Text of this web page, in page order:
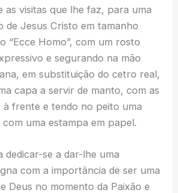
as visitas que lhe faz, para uma
de Jesus Cristo em tamanho
“Ecce Homo”, com um rosto
e segurando na mão
em substituição do cetro real,
capa a servir de manto, com as
à frente e tendo no peito uma
uma estampa em papel.
dedicar-se a dar-lhe uma
com a importância de ser uma
Deus no momento da Paixão e